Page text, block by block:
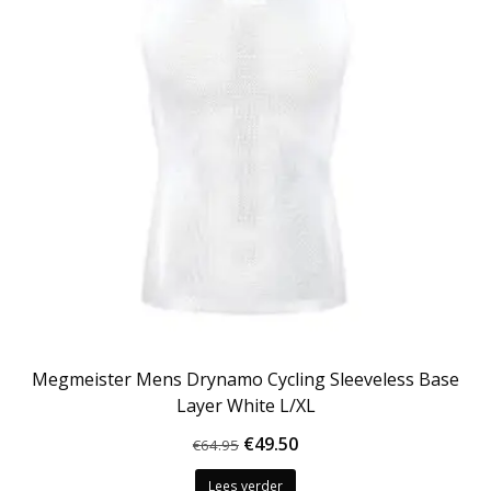
Megmeister Mens Drynamo Cycling Sleeveless Base
Layer White L/XL
€64.95 Oorspronkelijke
prijs
€49.50Huidige
Lees verder